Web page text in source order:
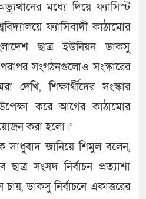
মধ্যে দিয়ে ফ্যাসিস্ট
ফ্যাসিবাদী কাঠামোর
ছাত্র ইউনিয়ন ডাকসু
সংগঠনগুলোও সংস্কারের
দেখি, শিক্ষার্থীদের সংস্কার
উপেক্ষা করে আগের কাঠামোর
করা হলো।’
সাধুবাদ জানিয়ে শিমুল বলেন,
ছাত্র সংসদ নির্বাচন প্রত্যাশা
ডাকসু নির্বাচনে একাত্তরের